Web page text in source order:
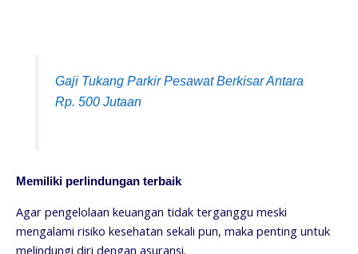
Gaji Tukang Parkir Pesawat Berkisar Antara
Rp. 500 Jutaan
Memiliki perlindungan terbaik
Agar pengelolaan keuangan tidak terganggu meski
mengalami risiko kesehatan sekali pun, maka penting untuk
melindungi diri dengan asuransi.